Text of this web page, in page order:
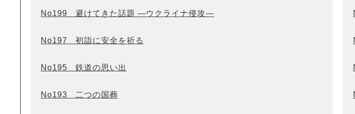
No199 避けてきた話題 ―ウクライナ侵攻―
No197 初詣に安全を祈る
No195 鉄道の思い出
No193 二つの国葬